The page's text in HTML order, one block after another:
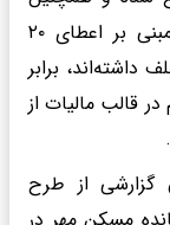
بانک‌هایی که در اجرای تعهدات قانونی، مبنی بر اعطای ۲۰
برابر
قالب مالیات از
گزارشی از طرح